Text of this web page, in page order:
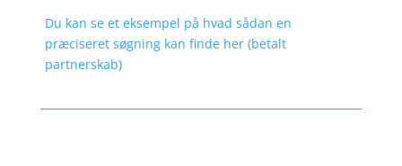
Du kan se et eksempel på hvad sådan en
præciseret søgning kan finde her (betalt
partnerskab)